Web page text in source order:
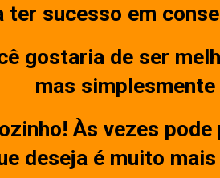
ter sucesso em
gostaria de ser
mas simplesmente
Às vezes
deseja é muito